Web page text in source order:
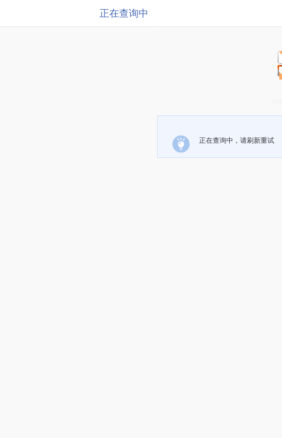
正在查询中
正在查询中，请刷新重试